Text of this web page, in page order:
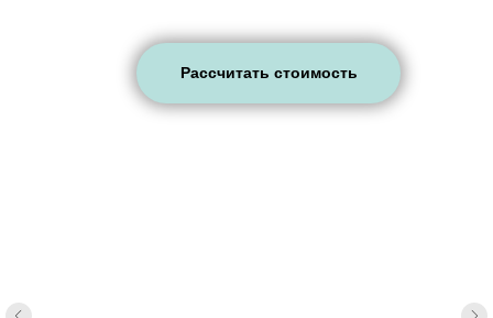
Рассчитать стоимость